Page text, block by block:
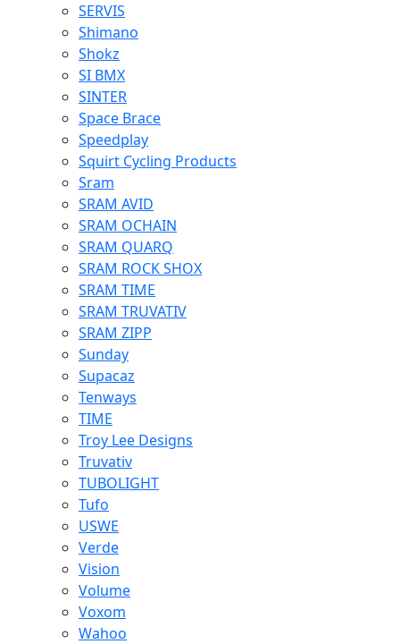
SERVIS
Shimano
Shokz
SI BMX
SINTER
Space Brace
Speedplay
Squirt Cycling Products
Sram
SRAM AVID
SRAM OCHAIN
SRAM QUARQ
SRAM ROCK SHOX
SRAM TIME
SRAM TRUVATIV
SRAM ZIPP
Sunday
Supacaz
Tenways
TIME
Troy Lee Designs
Truvativ
TUBOLIGHT
Tufo
USWE
Verde
Vision
Volume
Voxom
Wahoo